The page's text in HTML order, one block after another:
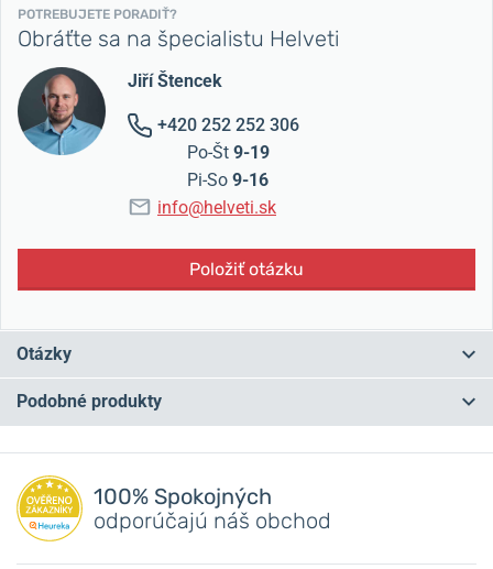
POTREBUJETE PORADIŤ?
Obráťte sa na špecialistu Helveti
Jiří Štencek
+420 252 252 306
Po-Št 9-19
Pi-So 9-16
info@helveti.sk
Položiť otázku
Otázky
Máte otázku? Zanechajte nám komentár
Pridať dotaz
Podobné produkty
100% Spokojných
odporúčajú náš obchod